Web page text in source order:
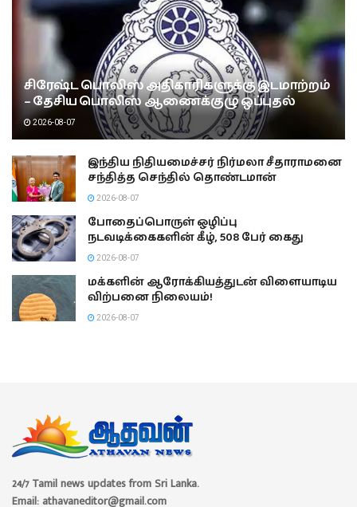
சிரேஷ்ட பொலிஸ் அதிகாரிகளுக்கு இடமாற்றம்
– தேசிய பொலிஸ் ஆணைக்குழு ஒப்புதல்
2026-08-07
இந்திய நிதியமைச்சர் நிர்மலா சீதாராமனை
சந்தித்த செந்தில் தொண்டமான்
2026-08-07
போதைப்பொருள் ஒழிப்பு
நடவடிக்கைகளின் கீழ், 508 பேர் கைது
2026-08-07
மக்களின் ஆரோக்கியத்துடன் விளையாடிய
விற்பனை நிலையம்!
2026-08-07
24/7 Tamil news updates from Sri Lanka.
Email: athavaneditor@gmail.com